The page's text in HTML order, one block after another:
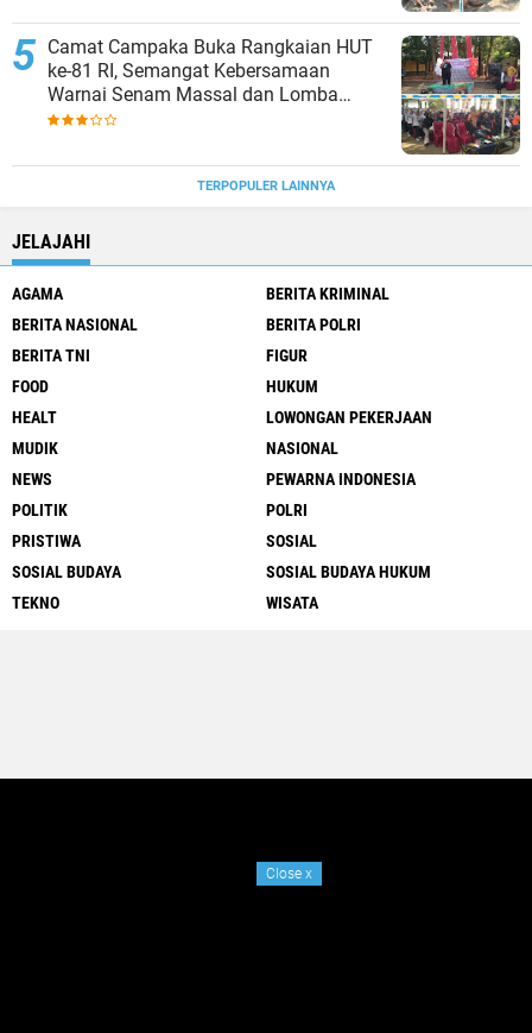
Camat Campaka Buka Rangkaian HUT
ke-81 RI, Semangat Kebersamaan
Warnai Senam Massal dan Lomba
Karaoke Perangkat Desa
TERPOPULER LAINNYA
JELAJAHI
AGAMA
BERITA KRIMINAL
BERITA NASIONAL
BERITA POLRI
BERITA TNI
FIGUR
FOOD
HUKUM
HEALT
LOWONGAN PEKERJAAN
MUDIK
NASIONAL
NEWS
PEWARNA INDONESIA
POLITIK
POLRI
PRISTIWA
SOSIAL
SOSIAL BUDAYA
SOSIAL BUDAYA HUKUM
TEKNO
WISATA
Close x